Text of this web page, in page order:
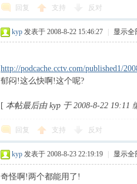
回复 支持 反对
kyp 发表于 2008-8-22 15:46:27 显示全
http://podcache.cctv.com/published1/
郁闷!这么快啊!这个呢?
[ 本帖最后由 kyp 于 2008-8-22 19:11
回复 支持 反对
kyp 发表于 2008-8-23 22:19:19 显示全
奇怪啊!两个都能用了!